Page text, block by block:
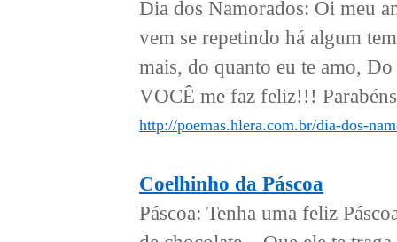
Dia dos Namorados: Oi meu
vem se repetindo há algum
mais, do quanto eu te amo,
VOCÊ me faz feliz!!!
http://poemas.hlera.com.br/dia-dos-
Coelhinho da Páscoa
Páscoa: Tenha uma feliz